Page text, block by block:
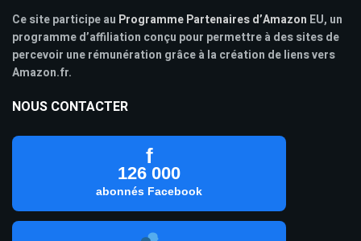
Ce site participe au Programme Partenaires d’Amazon EU, un
programme d’affiliation conçu pour permettre à des sites de
percevoir une rémunération grâce à la création de liens vers
Amazon.fr.
NOUS CONTACTER
f
126 000
abonnés Facebook